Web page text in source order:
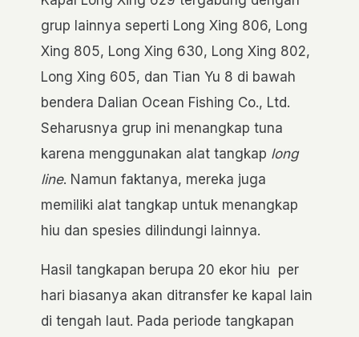
grup lainnya seperti Long Xing 806, Long
Xing 805, Long Xing 630, Long Xing 802,
Long Xing 605, dan Tian Yu 8 di bawah
bendera Dalian Ocean Fishing Co., Ltd.
Seharusnya grup ini menangkap tuna
karena menggunakan alat tangkap long
line. Namun faktanya, mereka juga
memiliki alat tangkap untuk menangkap
hiu dan spesies dilindungi lainnya.
Hasil tangkapan berupa 20 ekor hiu per
hari biasanya akan ditransfer ke kapal lain
di tengah laut. Pada periode tangkapan